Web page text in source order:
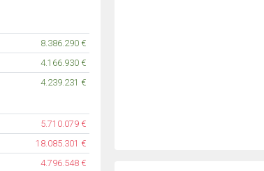
8.386.290 €
4.166.930 €
4.239.231 €
5.710.079 €
18.085.301 €
4.796.548 €